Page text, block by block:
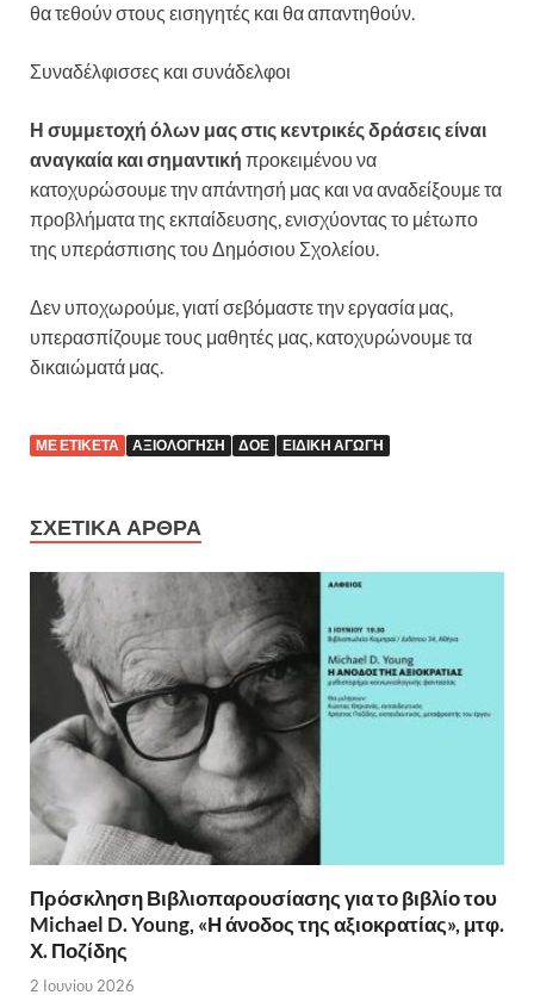
θα τεθούν στους εισηγητές και θα απαντηθούν.
Συναδέλφισσες και συνάδελφοι
Η συμμετοχή όλων μας στις κεντρικές δράσεις είναι
αναγκαία και σημαντική προκειμένου να
κατοχυρώσουμε την απάντησή μας και να αναδείξουμε τα
προβλήματα της εκπαίδευσης, ενισχύοντας το μέτωπο
της υπεράσπισης του Δημόσιου Σχολείου.
Δεν υποχωρούμε, γιατί σεβόμαστε την εργασία μας,
υπερασπίζουμε τους μαθητές μας, κατοχυρώνουμε τα
δικαιώματά μας.
ΜΕ ΕΤΙΚΈΤΑ ΑΞΙΟΛΌΓΗΣΗ ΔΟΕ ΕΙΔΙΚΉ ΑΓΩΓΉ
ΣΧΕΤΙΚΆ ΆΡΘΡΑ
Πρόσκληση Βιβλιοπαρουσίασης για το βιβλίο του
Michael D. Young, «Η άνοδος της αξιοκρατίας», μτφ.
Χ. Ποζίδης
2 Ιουνίου 2026